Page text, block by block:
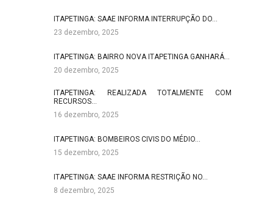
ITAPETINGA: SAAE INFORMA INTERRUPÇÃO DO…
23 dezembro, 2025
ITAPETINGA: BAIRRO NOVA ITAPETINGA GANHARÁ…
20 dezembro, 2025
ITAPETINGA: REALIZADA TOTALMENTE COM
RECURSOS…
16 dezembro, 2025
ITAPETINGA: BOMBEIROS CIVIS DO MÉDIO…
15 dezembro, 2025
ITAPETINGA: SAAE INFORMA RESTRIÇÃO NO…
8 dezembro, 2025